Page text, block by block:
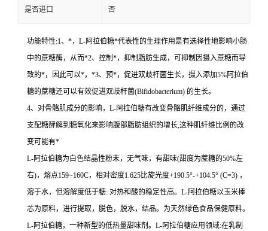
是否进口 否
功能特性:1、*，L-阿拉伯糖*代表性的生理作用是有选择性地影响小肠
中的蔗糖酶，从而*2、控制*，抑制脂肪生成，可抑制因摄入蔗糖而导
致的*，因此可以*，*3、预*，促进双歧杆菌生长，摄入添加5%阿拉伯
糖的蔗糖还可以有效促进双歧杆菌(Bifidobacterium) 的生长。
4、对骨骼肌成分的影响，L-阿拉伯糖有改变骨骼肌纤维成分的，通过
支配糖酵解到糖氧化来影响腹部脂肪组织的增长,这种肌纤维比例的改
变可能有*
L-阿拉伯糖为白色结晶性粉末，无气味，有甜味(甜度为蔗糖的50%左
右)，熔点159~160C，相对密度1.625比旋光度+190.5°-+104.5° (C=3) ，
溶于水，但溶解度低于糖: 对热和酸的稳定性高。L-阿拉伯糖以玉米棒
芯为原料，进行提取，脱色，脱水，结品。为天然绿色食品保健原料。
L-阿拉伯糖，一种新型的低热量甜味剂。L-阿拉伯糖应用领域:在乳制